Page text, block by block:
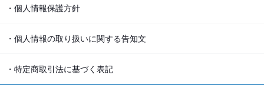
・個人情報保護方針
・個人情報の取り扱いに関する告知文
・特定商取引法に基づく表記